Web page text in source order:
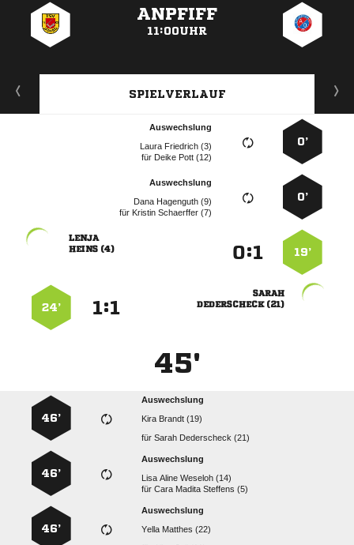
ANPFIFF
11:00UHR
SPIELVERLAUF
0’
Auswechslung
  
für   
0’
Auswechslung
  
für   
19’
:

 

 
:
24’
45'
Auswechslung
  
für  
46’
Auswechslung
   
für   
46’
Auswechslung
  
46’